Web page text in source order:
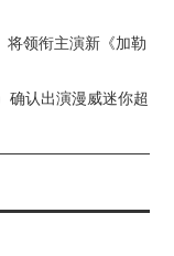
将领衔主演新《加勒
确认出演漫威迷你超